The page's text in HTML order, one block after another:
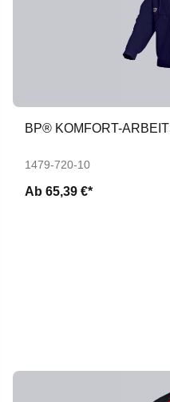
BP® KOMFORT-
1479-720-10
Ab 65,39 €*